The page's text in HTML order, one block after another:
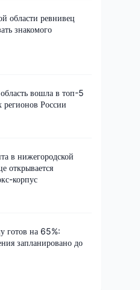
области ревнивец
знакомого
вошла в топ-5
России
в нижегородской
открывается
корпус
готов на 65%:
запланировано до